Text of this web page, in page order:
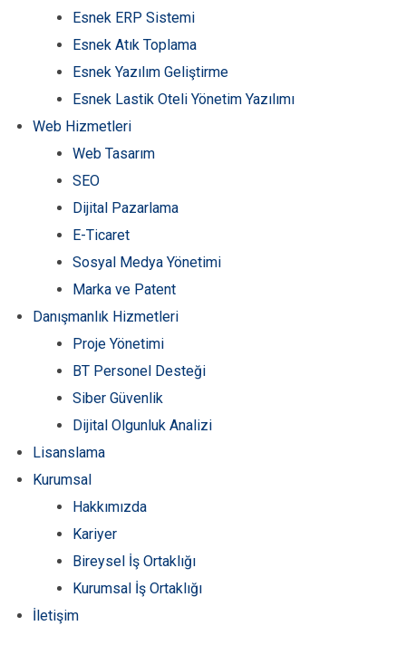
Esnek ERP Sistemi
Esnek Atık Toplama
Esnek Yazılım Geliştirme
Esnek Lastik Oteli Yönetim Yazılımı
Web Hizmetleri
Web Tasarım
SEO
Dijital Pazarlama
E-Ticaret
Sosyal Medya Yönetimi
Marka ve Patent
Danışmanlık Hizmetleri
Proje Yönetimi
BT Personel Desteği
Siber Güvenlik
Dijital Olgunluk Analizi
Lisanslama
Kurumsal
Hakkımızda
Kariyer
Bireysel İş Ortaklığı
Kurumsal İş Ortaklığı
İletişim